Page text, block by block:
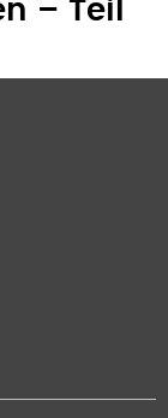
– Teil